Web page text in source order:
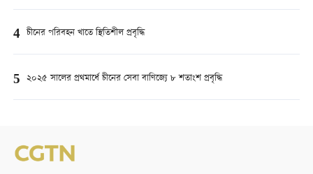
4 চীনের পরিবহন খাতে স্থিতিশীল প্রবৃদ্ধি
5 ২০২৫ সালের প্রথমার্ধে চীনের সেবা বাণিজ্যে ৮ শতাংশ প্রবৃদ্ধি